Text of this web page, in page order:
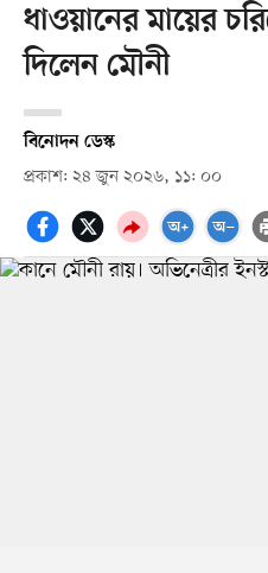
ধাওয়ানের মায়ের
দিলেন মৌনী
বিনোদন ডেস্ক
প্রকাশ: ২৪ জুন ২০২৬, ১১: ০০